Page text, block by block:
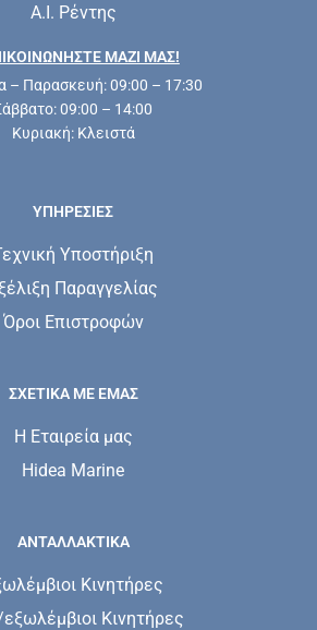
Α.Ι. Ρέντης
ΜΑΖΊ ΜΑΣ!
– Παρασκευή: 09:00 – 17:30
09:00 – 14:00
Κυριακή: Κλειστά
ΥΠΗΡΕΣΊΕΣ
Υποστήριξη
Παραγγελίας
Όροι Επιστροφών
ΣΧΕΤΙΚΆ ΜΕ ΕΜΆΣ
Η Εταιρεία μας
Hidea Marine
ΑΝΤΑΛΛΑΚΤΙΚΑ
Κινητήρες
Κινητήρες